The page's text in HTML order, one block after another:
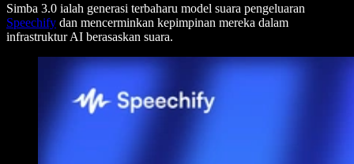
Simba 3.0 ialah generasi terbaharu model suara pengeluaran
Speechify dan mencerminkan kepimpinan mereka dalam
infrastruktur AI berasaskan suara.